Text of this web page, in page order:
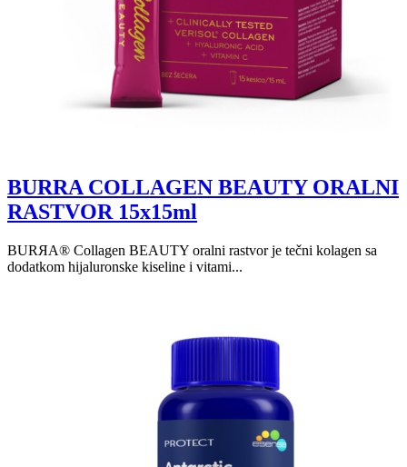
BURRA COLLAGEN BEAUTY ORALNI
RASTVOR 15x15ml
BURЯA® Collagen BEAUTY oralni rastvor je tečni kolagen sa
dodatkom hijaluronske kiseline i vitami...